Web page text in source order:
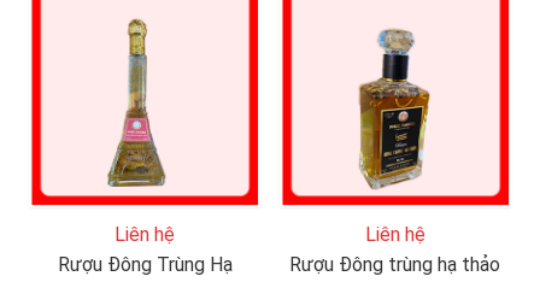
Liên hệ
Rượu Đông Trùng Hạ
Liên hệ
Rượu Đông trùng hạ thảo